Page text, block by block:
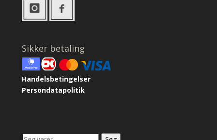
Sikker betaling
Handelsbetingelser
Persondatapolitik